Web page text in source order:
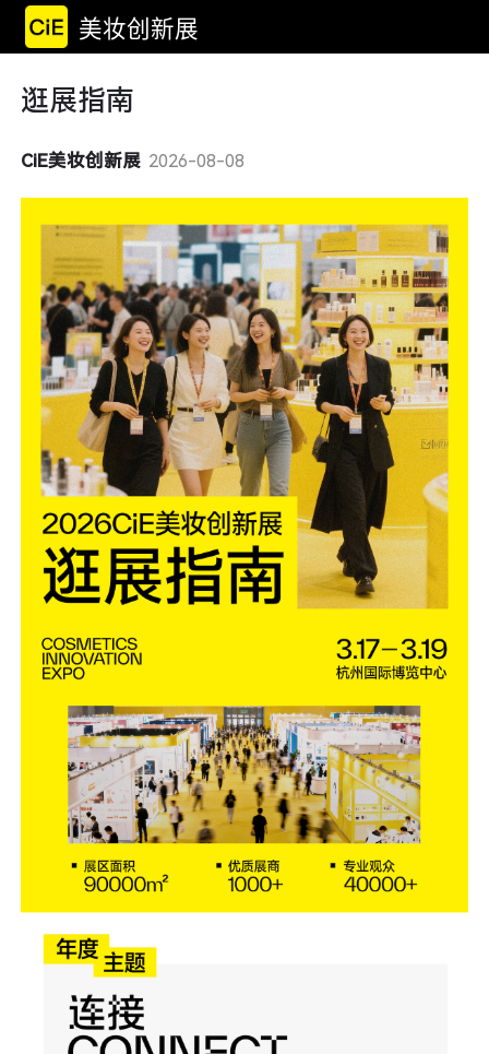
美妆创新展
逛展指南
CiE美妆创新展 2026-08-08